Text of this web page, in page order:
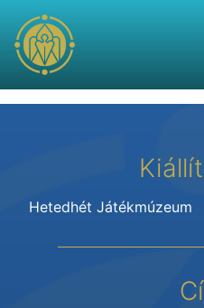
Hetedhét Játékmúzeum